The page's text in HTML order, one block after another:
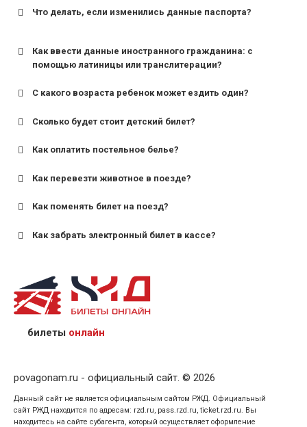
Что делать, если изменились данные паспорта?
Как ввести данные иностранного гражданина: с
помощью латиницы или транслитерации?
С какого возраста ребенок может ездить один?
для поездов дальнего следования — от 10 лет и
для пригородных поездов — от 7 лет.
Сколько будет стоит детский билет?
Как оплатить постельное белье?
Как перевезти животное в поезде?
Как поменять билет на поезд?
Как забрать электронный билет в кассе?
назвав кассиру 14-значный номер заказа;
предъявив удостоверение личности пассажира, на
кого оформлен билет.
билеты онлайн
povagonam.ru - официальный сайт. © 2026
Данный сайт не является официальным сайтом РЖД. Официальный
сайт РЖД находится по адресам: rzd.ru, pass.rzd.ru, ticket.rzd.ru. Вы
находитесь на сайте субагента, который осуществляет оформление